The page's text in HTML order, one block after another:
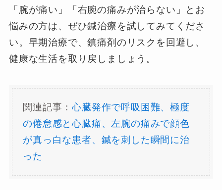
「腕が痛い」「右腕の痛みが治らない」とお
悩みの方は、ぜひ鍼治療を試してみてくださ
い。早期治療で、鎮痛剤のリスクを回避し、
健康な生活を取り戻しましょう。
関連記事：心臓発作で呼吸困難、極度
の倦怠感と心臓痛、左腕の痛みで顔色
が真っ白な患者、鍼を刺した瞬間に治
った